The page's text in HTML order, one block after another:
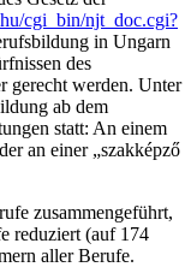
cgi_bin/njt_doc.cgi?
in Ungarn
des
gerecht werden. Unter
ab dem
statt: An einem
an einer „szakképző
zusammengeführt,
reduziert (auf 174
aller Berufe.